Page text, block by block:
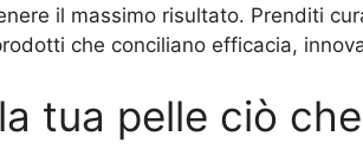
il massimo risultato. Prenditi
che conciliano efficacia,
tua pelle ciò